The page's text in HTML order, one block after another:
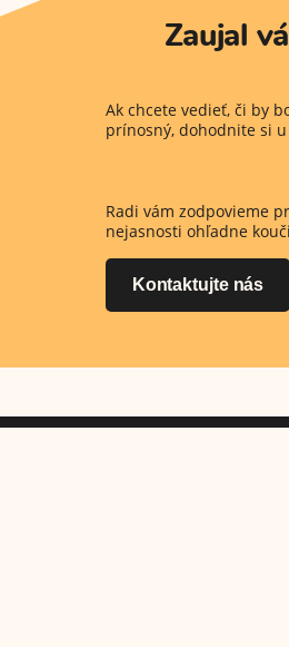
Zaujal
Ak chcete vedieť, či by
prínosný, dohodnite si
Radi vám zodpovieme
nejasnosti ohľadne
Kontaktujte nás